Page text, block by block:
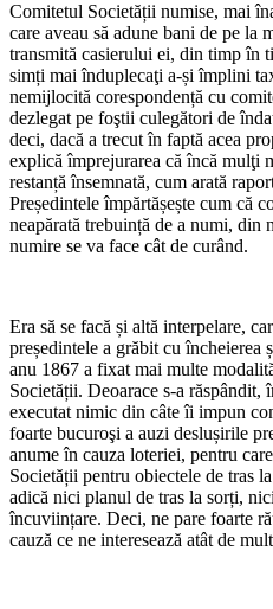
Comitetul Societății numise, mai
care aveau să adune bani de pe la
transmită casierului ei, din timp în
simți mai înduplecaţi a-și împlini
nemijlocită corespondență cu
dezlegat pe foştii culegători de
deci, dacă a trecut în faptă acea
explică împrejurarea că încă mulţi
restanță însemnată, cum arată
Președintele împărtășește cum că
neapărată trebuință de a numi, din
numire se va face cât de curând.
Era să se facă și altă interpelare,
președintele a grăbit cu încheierea
anu 1867 a fixat mai multe
Societății. Deoarace s-a
executat nimic din câte îi impun
foarte bucuroşi a auzi deslușirile
anume în cauza loteriei, pentru
Societății pentru obiectele de tras
adică nici planul de tras la sorți,
încuviințare. Deci, ne pare foarte
cauză ce ne interesează atât de